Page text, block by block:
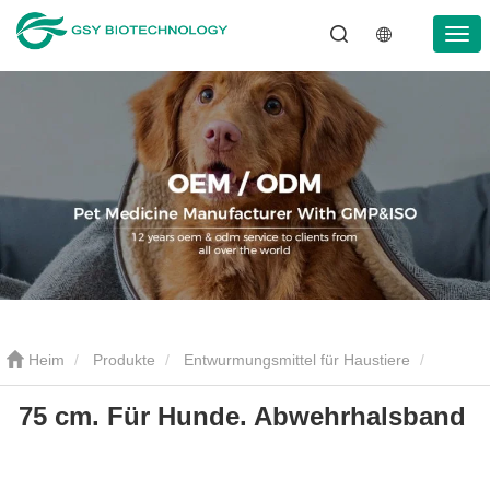
Heim Produkte Entwurmungsmittel für Haustiere
Entwurmungshalsband für Haustiere 75 cm. Für Hunde.
75 cm. Für Hunde. Abwehrhalsband